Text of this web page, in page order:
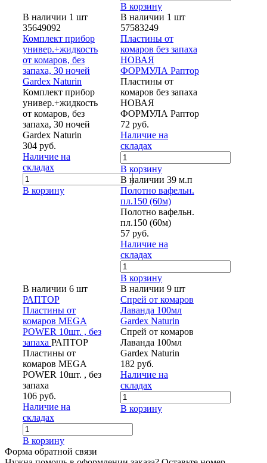
В корзину
В наличии 1 шт
35649092
Комплект прибор
универ.+жидкость
от комаров, без
запаха, 30 ночей
Gardex Naturin
Комплект прибор
универ.+жидкость
от комаров, без
запаха, 30 ночей
Gardex Naturin
304 руб.
Наличие на
складах
В корзину
В наличии 1 шт
57583249
Пластины от
комаров без запаха
НОВАЯ
ФОРМУЛА Раптор
Пластины от
комаров без запаха
НОВАЯ
ФОРМУЛА Раптор
72 руб.
Наличие на
складах
В корзину
В наличии 39 м.п
Полотно вафельн.
пл.150 (60м)
Полотно вафельн.
пл.150 (60м)
57 руб.
Наличие на
складах
В корзину
В наличии 6 шт
РАПТОР
Пластины от
комаров MEGA
POWER 10шт. , без
запаха РАПТОР
Пластины от
комаров MEGA
POWER 10шт. , без
запаха
106 руб.
Наличие на
складах
В корзину
В наличии 9 шт
Спрей от комаров
Лаванда 100мл
Gardex Naturin
Спрей от комаров
Лаванда 100мл
Gardex Naturin
182 руб.
Наличие на
складах
В корзину
Форма обратной связи